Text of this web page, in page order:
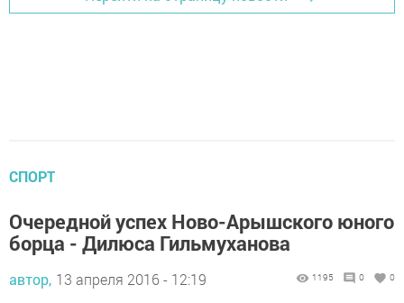
СПОРТ
Очередной успех Ново-Арышского юного
борца - Дилюса Гильмуханова
автор, 13 апреля 2016 - 12:19 1195 0 0